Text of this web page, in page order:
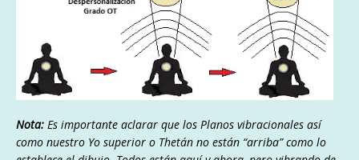
Nota: Es importante aclarar que los Planos vibracionales así
como nuestro Yo superior o Thetán no están “arriba” como lo